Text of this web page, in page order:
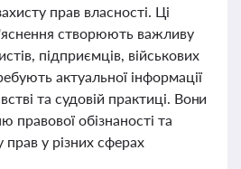
прав власності. Ці
створюють важливу
підприємців, військових
актуальної інформації
та судовій практиці. Вони
обізнаності та
прав у різних сферах